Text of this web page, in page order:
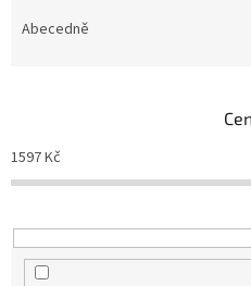
o
d
k
t
Abecedně
1597Kč